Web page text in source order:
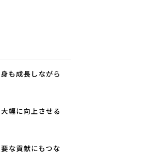
も成長しながら
幅に向上させる
な貢献にもつな